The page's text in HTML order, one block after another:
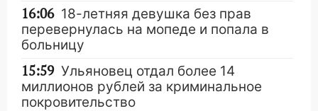
16:06 18-летняя девушка без прав
перевернулась на мопеде и попала в
больницу
15:59 Ульяновец отдал более 14
миллионов рублей за криминальное
покровительство